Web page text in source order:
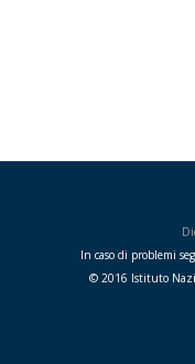
In caso di problemi
© 2016 Istituto